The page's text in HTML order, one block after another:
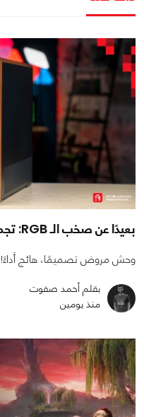
بعيدًا عن صخب الـ RGB: تجميعة بتصميم هادئ وأداء متوحش
وحش مروض تصميمًا، هائج أداءً!
بقلم أحمد صفوت
منذ يومين